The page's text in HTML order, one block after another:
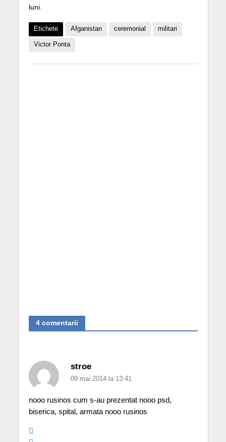
luni.
Etichete Afganistan ceremonial militari
Victor Ponta
4 comentarii
stroe
09 mai 2014 la 13:41
nooo rusinos cum s-au prezentat nooo psd,
biserica, spital, armata nooo rusinos